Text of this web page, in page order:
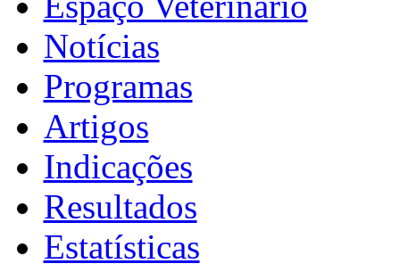
Notícias
Programas
Artigos
Indicações
Resultados
Estatísticas